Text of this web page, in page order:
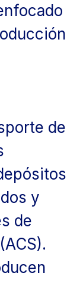
de
y
de